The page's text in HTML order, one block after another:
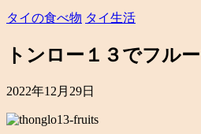
タイの食べ物 タイ生活
トンロー１３でフル
2022年12月29日